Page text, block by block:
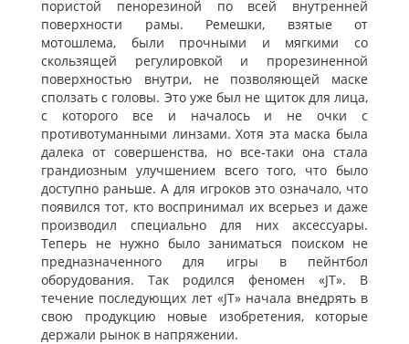
пористой пенорезиной по всей внутренней
поверхности рамы. Ремешки, взятые от
мотошлема, были прочными и мягкими со
скользящей регулировкой и прорезиненной
поверхностью внутри, не позволяющей маске
сползать с головы. Это уже был не щиток для лица,
с которого все и началось и не очки с
противотуманными линзами. Хотя эта маска была
далека от совершенства, но все-таки она стала
грандиозным улучшением всего того, что было
доступно раньше. А для игроков это означало, что
появился тот, кто воспринимал их всерьез и даже
производил специально для них аксессуары.
Теперь не нужно было заниматься поиском не
предназначенного для игры в пейнтбол
оборудования. Так родился феномен «JT». В
течение последующих лет «JT» начала внедрять в
свою продукцию новые изобретения, которые
держали рынок в напряжении.